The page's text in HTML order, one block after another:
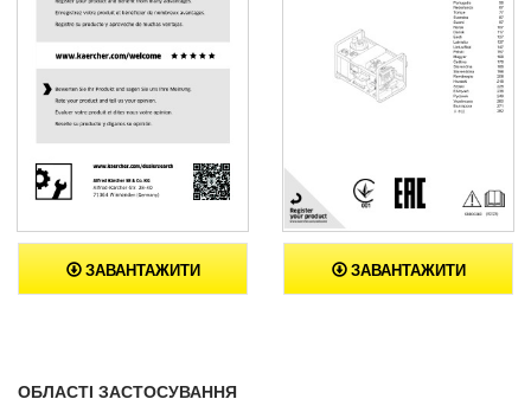
ЗАВАНТАЖИТИ ЗАВАНТАЖИТИ
ОБЛАСТІ ЗАСТОСУВАННЯ